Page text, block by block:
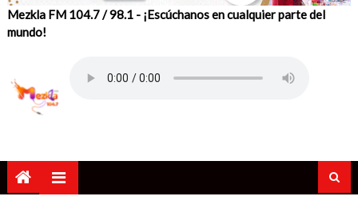
Mezkla FM 104.7 / 98.1 - ¡Escúchanos en cualquier parte del
mundo!